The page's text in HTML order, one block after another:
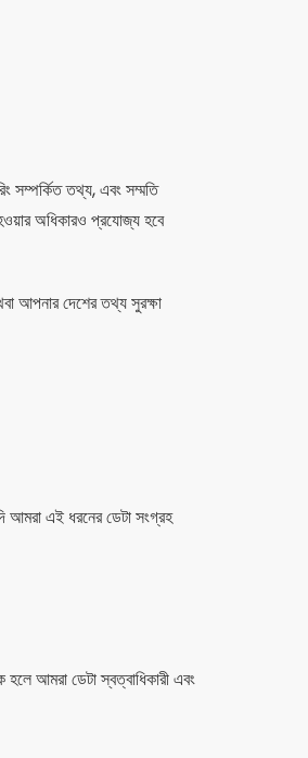
সম্পর্কিত তথ্য, এবং সম্মতি
অধিকারও প্রযোজ্য হবে
আপনার দেশের তথ্য সুরক্ষা
আমরা এই ধরনের ডেটা সংগ্রহ
আমরা ডেটা স্বত্বাধিকারী এবং